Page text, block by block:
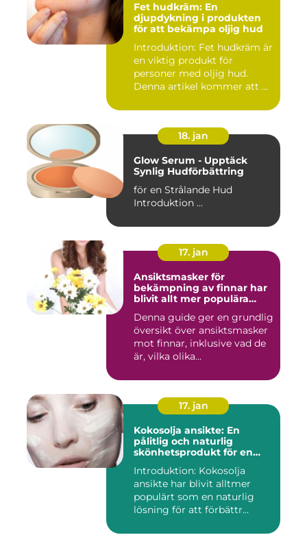
Fet hudkräm: En
djupdykning i produkten
för att bekämpa oljig hud
Introduktion: Fet hudkräm är
en viktig produkt för
personer med oljig hud.
Denna artikel kommer att ...
18. jan
Glow Serum - Upptäck
Synlig Hudförbättring
för en Strålande Hud
Introduktion ...
17. jan
Ansiktsmasker för
bekämpning av finnar har
blivit allt mer populära
Denna guide ger en grundlig
översikt över ansiktsmasker
mot finnar, inklusive vad de
är, vilka olika...
17. jan
Kokosolja ansikte: En
pålitlig och naturlig
skönhetsprodukt för en
Introduktion: Kokosolja
ansikte har blivit alltmer
populärt som en naturlig
lösning för att förbättr...